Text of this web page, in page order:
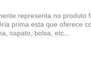
representa no
prima esta que oferece
sapato, bolsa, etc...